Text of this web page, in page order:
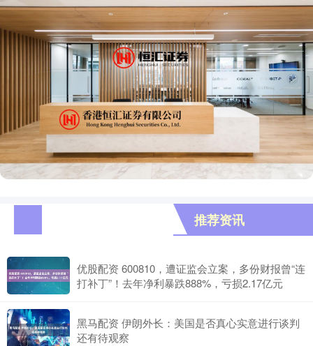
推荐资讯
优股配资 600810，遭证监会立案，多份财报曾“连
打补丁”！去年净利暴跌888%，亏损2.17亿元
黑马配资 伊朗外长：美国是否真心实意进行谈判
还有待观察